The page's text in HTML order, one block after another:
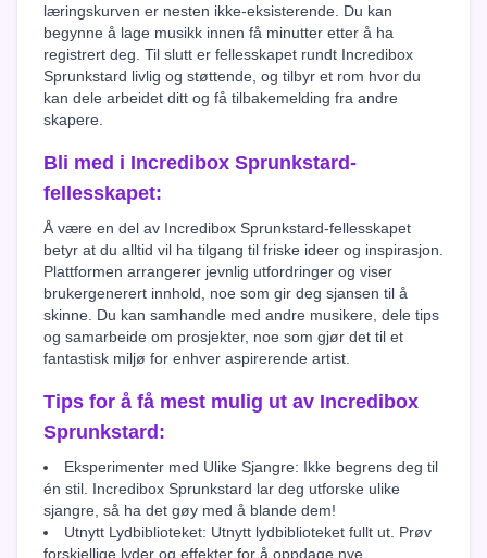
læringskurven er nesten ikke-eksisterende. Du kan
begynne å lage musikk innen få minutter etter å ha
registrert deg. Til slutt er fellesskapet rundt Incredibox
Sprunkstard livlig og støttende, og tilbyr et rom hvor du
kan dele arbeidet ditt og få tilbakemelding fra andre
skapere.
Bli med i Incredibox Sprunkstard-
fellesskapet:
Å være en del av Incredibox Sprunkstard-fellesskapet
betyr at du alltid vil ha tilgang til friske ideer og inspirasjon.
Plattformen arrangerer jevnlig utfordringer og viser
brukergenerert innhold, noe som gir deg sjansen til å
skinne. Du kan samhandle med andre musikere, dele tips
og samarbeide om prosjekter, noe som gjør det til et
fantastisk miljø for enhver aspirerende artist.
Tips for å få mest mulig ut av Incredibox
Sprunkstard:
Eksperimenter med Ulike Sjangre: Ikke begrens deg til
én stil. Incredibox Sprunkstard lar deg utforske ulike
sjangre, så ha det gøy med å blande dem!
Utnytt Lydbiblioteket: Utnytt lydbiblioteket fullt ut. Prøv
forskjellige lyder og effekter for å oppdage nye